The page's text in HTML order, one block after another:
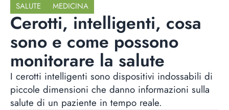
SALUTE MEDICINA
Cerotti, intelligenti, cosa
sono e come possono
monitorare la salute
I cerotti intelligenti sono dispositivi indossabili di
piccole dimensioni che danno informazioni sulla
salute di un paziente in tempo reale.